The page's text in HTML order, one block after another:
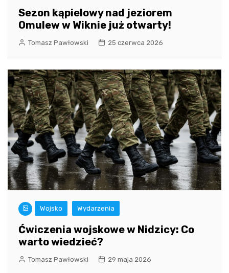
Sezon kąpielowy nad jeziorem
Omulew w Wiknie już otwarty!
Tomasz Pawłowski 25 czerwca 2026
Wojsko Wydarzenia
Ćwiczenia wojskowe w Nidzicy: Co
warto wiedzieć?
Tomasz Pawłowski 29 maja 2026